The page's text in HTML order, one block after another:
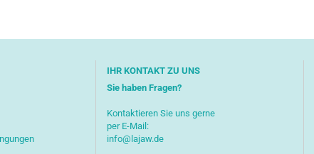
IHR KONTAKT ZU UNS
Sie haben Fragen?
Kontaktieren Sie uns gerne
per E-Mail:
info@lajaw.de